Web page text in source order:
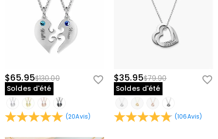
$65.95$130.00
Soldes d'été
(20Avis)
$35.95$79.90
Soldes d'été
(106Avis)